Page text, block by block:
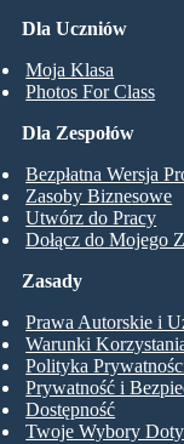
Dla Uczniów
Moja Klasa
Photos For Class
Dla Zespołów
Bezpłatna Wersja
Zasoby Biznesowe
Utwórz do Pracy
Dołącz do Mojego
Zasady
Prawa Autorskie i
Warunki
Polityka
Prywatność i
Dostępność
Twoje Wybory